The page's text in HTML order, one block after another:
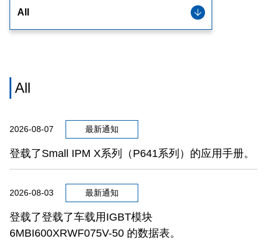
All
2026-08-07 最新通知
登载了Small IPM X系列（P641系列）的应用手册。
2026-08-03 最新通知
登载了登载了车载用IGBT模块
6MBI600XRWF075V-50 的数据表。